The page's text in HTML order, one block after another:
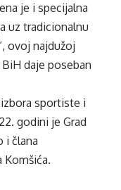
je i specijalna
uz tradicionalnu
ovoj najdužoj
daje poseban
sportiste i
godini je Grad
i člana
Komšića.